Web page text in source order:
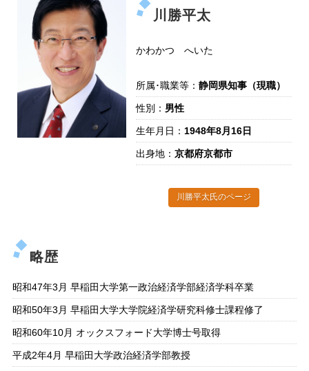
川勝平太
かわかつ へいた
所属･職業等： 静岡県知事（現職）
性別： 男性
生年月日： 1948年8月16日
出身地： 京都府京都市
川勝平太氏のページ
略歴
昭和47年3月 早稲田大学第一政治経済学部経済学科卒業
昭和50年3月 早稲田大学大学院経済学研究科修士課程修了
昭和60年10月 オックスフォード大学博士号取得
平成2年4月 早稲田大学政治経済学部教授